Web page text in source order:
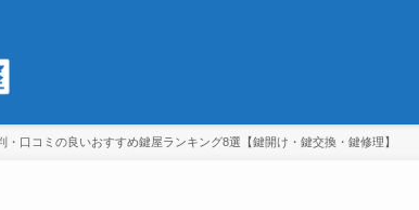
・口コミの良いおすすめ鍵屋ランキング8選【鍵開け・鍵交換・鍵修理】